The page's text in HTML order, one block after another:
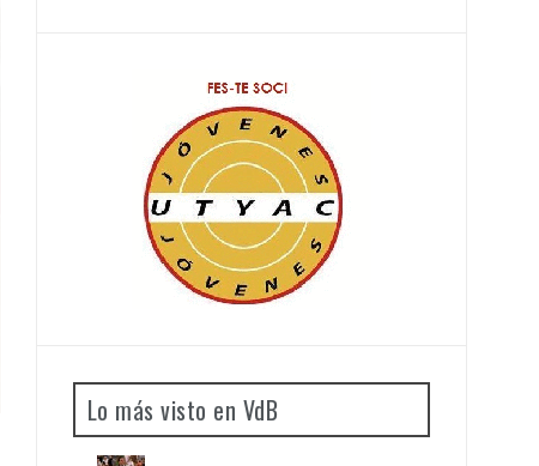
Lo más visto en VdB